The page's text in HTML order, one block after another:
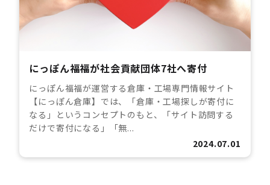
にっぽん福福が社会貢献団体7社へ寄付
にっぽん福福が運営する倉庫・工場専門情報サイト
【にっぽん倉庫】では、「倉庫・工場探しが寄付に
なる」というコンセプトのもと、「サイト訪問する
だけで寄付になる」「無...
2024.07.01